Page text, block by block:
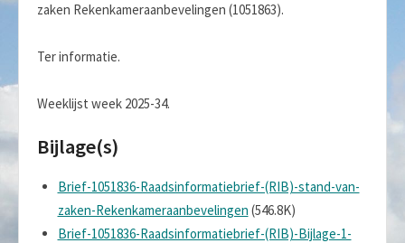
zaken Rekenkameraanbevelingen (1051863).
Ter informatie.
Weeklijst week 2025-34.
Bijlage(s)
Brief-1051836-Raadsinformatiebrief-(RIB)-stand-van-
zaken-Rekenkameraanbevelingen (546.8K)
Brief-1051836-Raadsinformatiebrief-(RIB)-Bijlage-1-